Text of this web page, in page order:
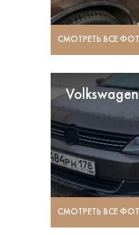
СМОТРЕТЬ ВСЕ
СМОТРЕТЬ ВСЕ